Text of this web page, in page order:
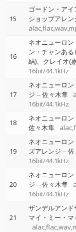
15
ゴードン・ア
ショップアレン
16
ネオニューロ
ン・チャンある
結)、クレイオ(
16bit/44.1kHz
17
ネオニューロ
ジ --佐々木隼
16bit/44.1kHz
18 ネオニューロ
佐々木隼
19
ネオニューロ
ズアレンジ --佐
16bit/44.1kHz
20
ネオニューロ
ジ --佐々木隼
16bit/44.1kHz
21
ザンデルアンド
マイ・ミー・マ